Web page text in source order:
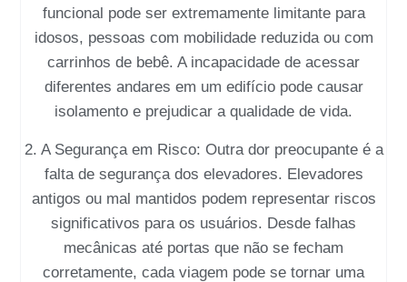
funcional pode ser extremamente limitante para
idosos, pessoas com mobilidade reduzida ou com
carrinhos de bebê. A incapacidade de acessar
diferentes andares em um edifício pode causar
isolamento e prejudicar a qualidade de vida.
2. A Segurança em Risco: Outra dor preocupante é a
falta de segurança dos elevadores. Elevadores
antigos ou mal mantidos podem representar riscos
significativos para os usuários. Desde falhas
mecânicas até portas que não se fecham
corretamente, cada viagem pode se tornar uma